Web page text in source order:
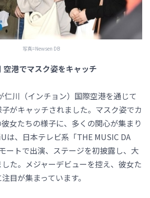
写真=Newsen DB
空港でマスク姿をキャッチ
川（インチョン）国際空港を通じて
がキャッチされました。マスク姿でカ
女たちの様子に、多くの関心が集まり
は、日本テレビ系「THE MUSIC DA
ートで出演、ステージを初披露し、大
た。メジャーデビューを控え、彼女た
目が集まっています。